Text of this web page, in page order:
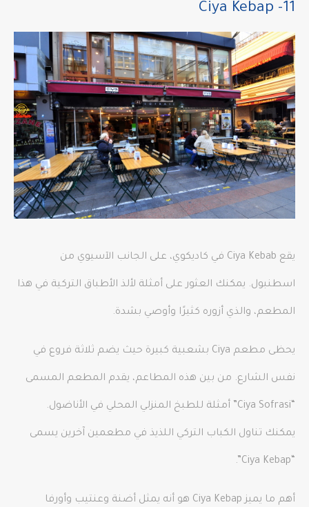
11- Ciya Kebap
يقع Ciya Kebab في كاديكوي، على الجانب الآسيوي من
اسطنبول. يمكنك العثور على أمثلة لألذ الأطباق التركية في هذا
المطعم، والذي أزوره كثيرًا وأوصي بشدة.
يحظى مطعم Ciya بشعبية كبيرة حيث يضم ثلاثة فروع في
نفس الشارع. من بين هذه المطاعم، يقدم المطعم المسمى
“Ciya Sofrasi” أمثلة للطبخ المنزلي المحلي في الأناضول.
يمكنك تناول الكباب التركي اللذيذ في مطعمين آخرين يسمى
أهم ما يميز Ciya Kebap هو أنه يمثل أضنة وعنتيب وأورفا